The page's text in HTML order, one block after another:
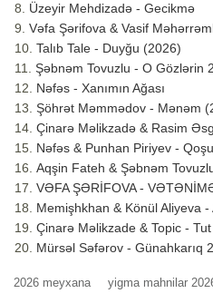
Üzeyir Mehdizadə - Gecikmə
Vəfa Şərifova & Vasif
Talıb Tale - Duyğu (2026)
Şəbnəm Tovuzlu - O Gözlərin
Nəfəs - Xanımın Ağası
Şöhrət Məmmədov - Mənəm
Çinarə Məlikzadə & Rasim
Nəfəs & Punhan Piriyev -
Aqşin Fateh & Şəbnəm
VƏFA ŞƏRİFOVA -
Memişhkhan & Könül Aliyeva
Çinarə Məlikzade & Topic -
Mürsəl Səfərov - Günahkarıq
2026 meyxana yigma mahnilar